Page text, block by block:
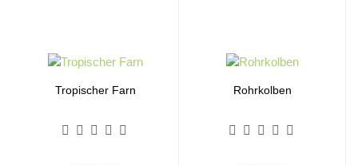
Tropischer Farn Rohrkolben